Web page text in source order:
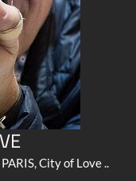
City of Love ..